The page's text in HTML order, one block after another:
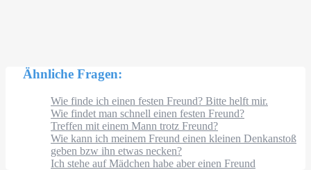
Ähnliche Fragen:
Wie finde ich einen festen Freund? Bitte helft mir.
Wie findet man schnell einen festen Freund?
Treffen mit einem Mann trotz Freund?
Wie kann ich meinem Freund einen kleinen Denkanstoß
geben bzw ihn etwas necken?
Ich stehe auf Mädchen habe aber einen Freund